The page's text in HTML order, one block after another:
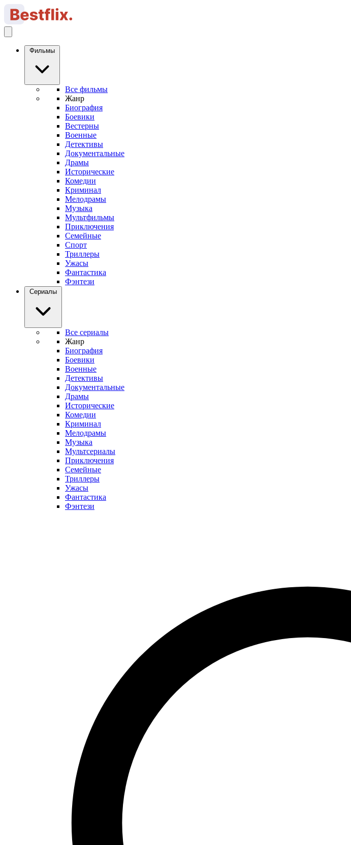
Фильмы
Все фильмы
Жанр
Биография
Боевики
Вестерны
Военные
Детективы
Документальные
Драмы
Исторические
Комедии
Криминал
Мелодрамы
Музыка
Мультфильмы
Приключения
Семейные
Спорт
Триллеры
Ужасы
Фантастика
Фэнтези
Сериалы
Все сериалы
Жанр
Биография
Боевики
Военные
Детективы
Документальные
Драмы
Исторические
Комедии
Криминал
Мелодрамы
Музыка
Мультсериалы
Приключения
Семейные
Триллеры
Ужасы
Фантастика
Фэнтези